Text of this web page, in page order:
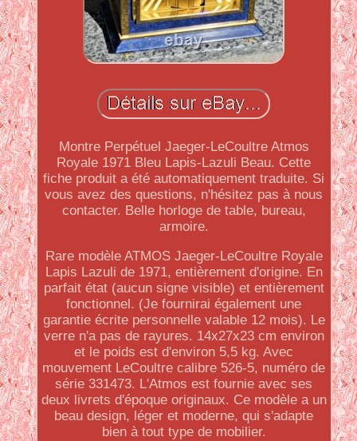
Montre Perpétuel Jaeger-LeCoultre Atmos
Royale 1971 Bleu Lapis-Lazuli Beau. Cette
fiche produit a été automatiquement traduite. Si
vous avez des questions, n'hésitez pas à nous
contacter. Belle horloge de table, bureau,
armoire.
Rare modèle ATMOS Jaeger-LeCoultre Royale
Lapis Lazuli de 1971, entièrement d'origine. En
parfait état (aucun signe visible) et entièrement
fonctionnel. (Je fournirai également une
garantie écrite personnelle valable 12 mois). Le
verre n'a pas de rayures. 14x27x23 cm environ
et le poids est d'environ 5,5 kg. Avec
mouvement LeCoultre calibre 526-5, numéro de
série 331473. L'Atmos est fournie avec ses
deux livrets d'époque originaux. Ce modèle a un
beau design, léger et moderne, qui s'adapte
bien à tout type de mobilier.